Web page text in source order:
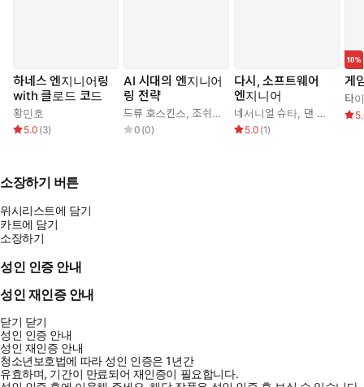
하네스 엔지니어링
with 클로드 코드
황민호
5.0 (3)
AI 시대의 엔지니어
링 전략
드류 호스킨스, 조쉬(김승권)
0 (0)
다시, 소프트웨어
엔지니어
네서니얼 슈타, 댄 베가 박
5.0 (1)
게
타
소장하기 버튼
위시리스트에 담기
카트에 담기
소장하기
성인 인증 안내
성인 재인증 안내
닫기 닫기
성인 인증 안내
성인 재인증 안내
청소년보호법에 따라 성인 인증은 1년간
유효하며, 기간이 만료되어 재인증이 필요합니다.